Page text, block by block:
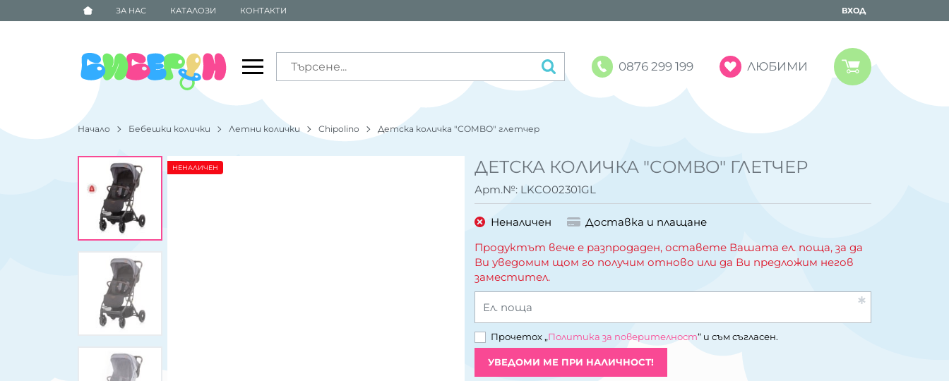
ЗА НАС КАТАЛОЗИ КОНТАКТИ ВХОД
0876 299 199 ЛЮБИМИ
Начало Бебешки колички Летни колички Chipolino Детска количка "COMBO" глетчер
ДЕТСКА КОЛИЧКА "COMBO" ГЛЕТЧЕР
Арт.№: LKCO02301GL
НЕНАЛИЧЕН
Неналичен
Доставка и плащане
Продуктът вече е разпродаден, оставете Вашата ел. поща, за да
Ви уведомим щом го получим отново или да Ви предложим негов
заместител.
Ел. поща
Прочетох „Политика за поверителност“ и съм съгласен.
УВЕДОМИ МЕ ПРИ НАЛИЧНОСТ!